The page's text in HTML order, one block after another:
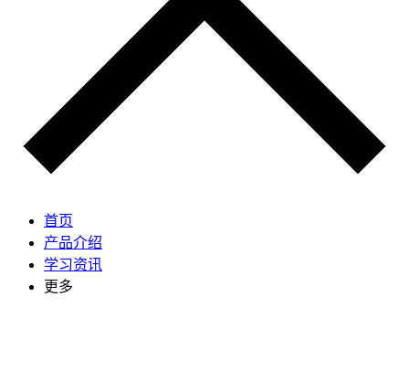
首页
产品介绍
学习资讯
更多